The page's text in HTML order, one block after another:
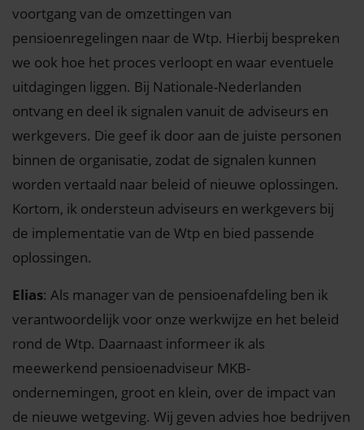
voortgang van de omzettingen van
pensioenregelingen naar de Wtp. Hierbij bespreken
we ook hoe het proces verloopt en waar eventuele
uitdagingen liggen. Bij Nationale-Nederlanden
ontvang en deel ik signalen vanuit de adviseurs en
werkgevers. Die geef ik door aan de juiste personen
binnen de organisatie, zodat de signalen kunnen
worden vertaald naar beleid of nieuwe oplossingen.
Kortom, ik ondersteun adviseurs en werkgevers bij
de implementatie van de Wtp en bied passende
oplossingen.
Elias: Als manager van de pensioenafdeling ben ik
verantwoordelijk voor onze werkwijze en het beleid
rond de Wtp. Daarnaast informeer ik als
meewerkend pensioenadviseur MKB-
ondernemingen, groot en klein, over de impact van
de nieuwe wetgeving. Wij geven advies hoe bedrijven